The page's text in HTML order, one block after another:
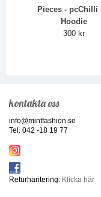
Pieces - pcChilli
Hoodie
300 kr
kontakta oss
info@mintfashion.se
Tel. 042 -18 19 77
Returhantering: Klicka här